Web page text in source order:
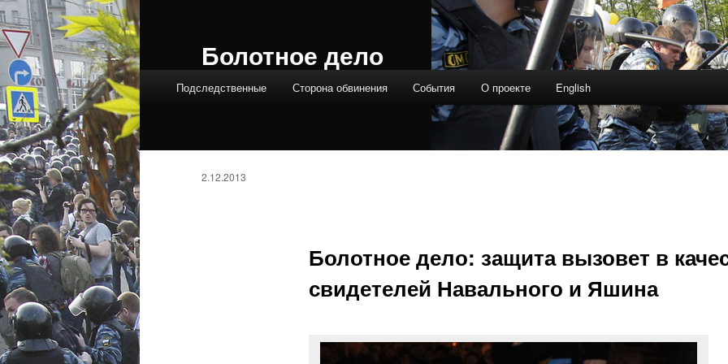
Болотное дело
Подследственные Сторона обвинения События О проекте English
Болотное дело: защита вызовет в
свидетелей Навального и Яшина
2.12.2013